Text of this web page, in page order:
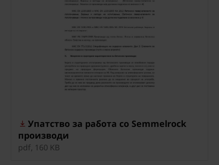
Упатство за работа со Semmelrock
производи
pdf, 160 KB